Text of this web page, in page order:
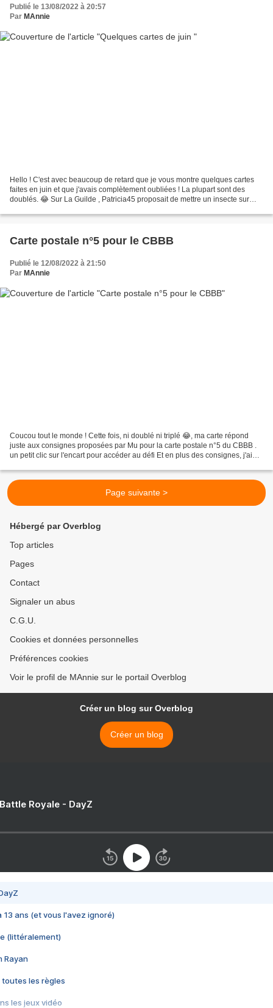
Publié le 13/08/2022 à 20:57
Par MAnnie
Hello ! C'est avec beaucoup de retard que je vous montre quelques cartes
faites en juin et que j'avais complètement oubliées ! La plupart sont des
doublés. 😂 Sur La Guilde , Patricia45 proposait de mettre un insecte sur
Carte postale n°5 pour le CBBB
Publié le 12/08/2022 à 21:50
Par MAnnie
Coucou tout le monde ! Cette fois, ni doublé ni triplé 😂, ma carte répond
juste aux consignes proposées par Mu pour la carte postale n°5 du CBBB .
un petit clic sur l'encart pour accéder au défi Et en plus des consignes, j'ai
Page suivante >
Hébergé par Overblog
Top articles
Pages
Contact
Signaler un abus
C.G.U.
Cookies et données personnelles
Préférences cookies
Voir le profil de MAnnie sur le portail Overblog
Créer un blog sur Overblog
Créer un blog
Royale - DayZ
13 ans (et vous l'avez ignoré)
(littéralement)
Rayan
toutes les règles
les jeux vidéo